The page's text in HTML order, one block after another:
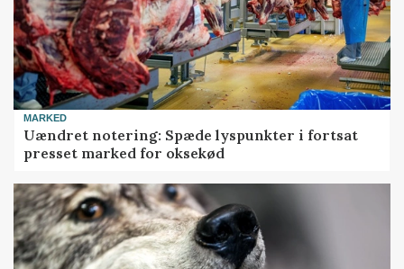
MARKED
Uændret notering: Spæde lyspunkter i fortsat
presset marked for oksekød